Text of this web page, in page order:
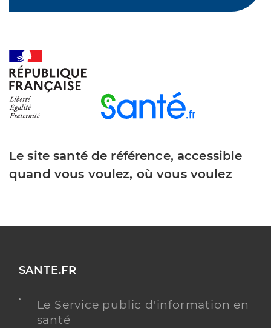
Le site santé de référence, accessible
quand vous voulez, où vous voulez
SANTE.FR
Le Service public d'information en
santé